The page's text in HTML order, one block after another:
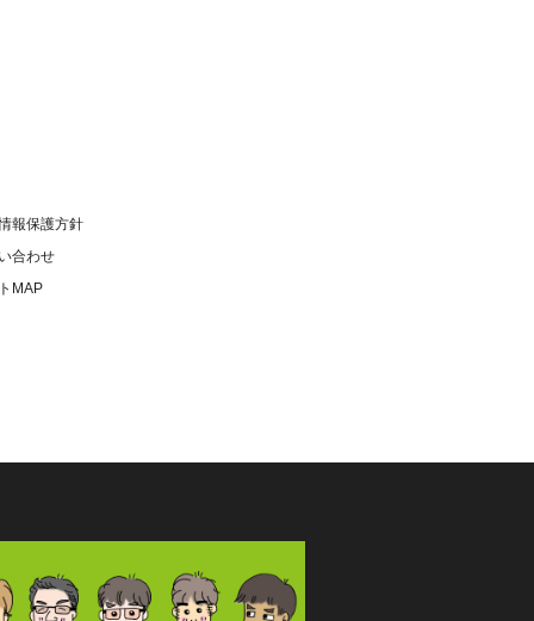
報保護方針
合わせ
MAP